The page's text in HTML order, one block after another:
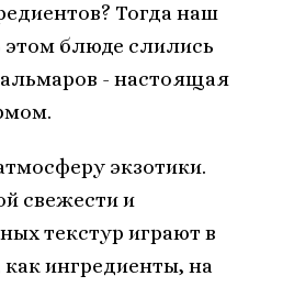
Тогда наш
блюде слились
- настоящая
экзотики.
свежести и
текстур играют в
ингредиенты, на